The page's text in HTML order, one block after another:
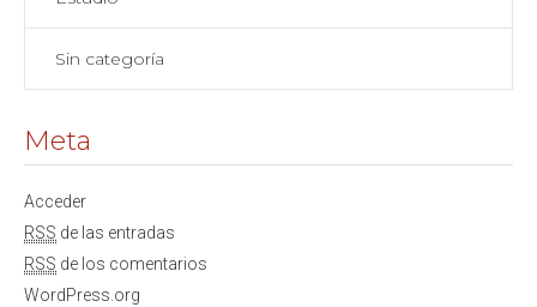
Sin categoría
Meta
Acceder
RSS de las entradas
RSS de los comentarios
WordPress.org